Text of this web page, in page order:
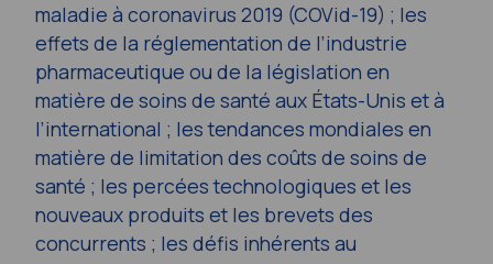
maladie à coronavirus 2019 (COVid-19) ; les
effets de la réglementation de l’industrie
pharmaceutique ou de la législation en
matière de soins de santé aux États-Unis et à
l’international ; les tendances mondiales en
matière de limitation des coûts de soins de
santé ; les percées technologiques et les
nouveaux produits et les brevets des
concurrents ; les défis inhérents au